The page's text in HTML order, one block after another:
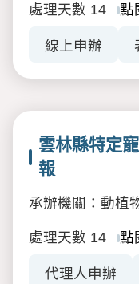
處理天數 14 點
線上申辦
雲林縣特定
報
承辦機關：動植
處理天數 14 點
代理人申辦